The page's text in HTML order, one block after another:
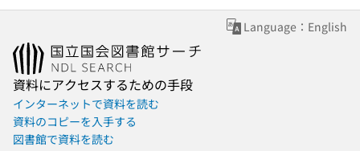
Language：English
資料にアクセスするための手段
インターネットで資料を読む
資料のコピーを入手する
図書館で資料を読む